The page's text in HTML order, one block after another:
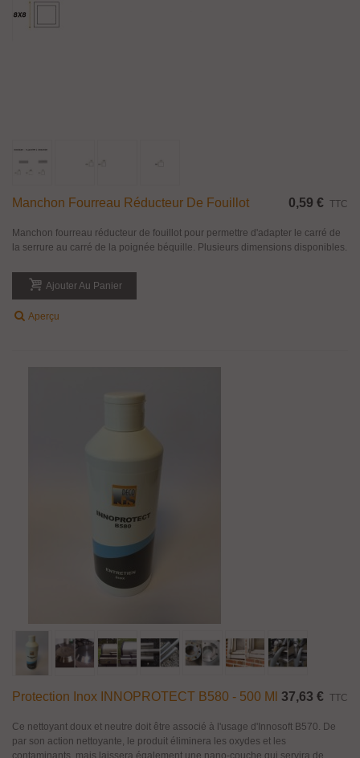
Manchon Fourreau Réducteur De Fouillot 0,59 € TTC
Manchon fourreau réducteur de fouillot pour permettre d'adapter le carré de
la serrure au carré de la poignée béquille. Plusieurs dimensions disponibles.
Ajouter Au Panier
Aperçu
Protection Inox INNOPROTECT B580 - 500 Ml 37,63 € TTC
Ce nettoyant doux et neutre doit être associé à l'usage d'Innosoft B570. De
par son action nettoyante, le produit éliminera les oxydes et les